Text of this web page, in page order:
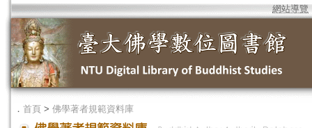
網站導覽
． 首頁 > 佛學著者規範資料庫